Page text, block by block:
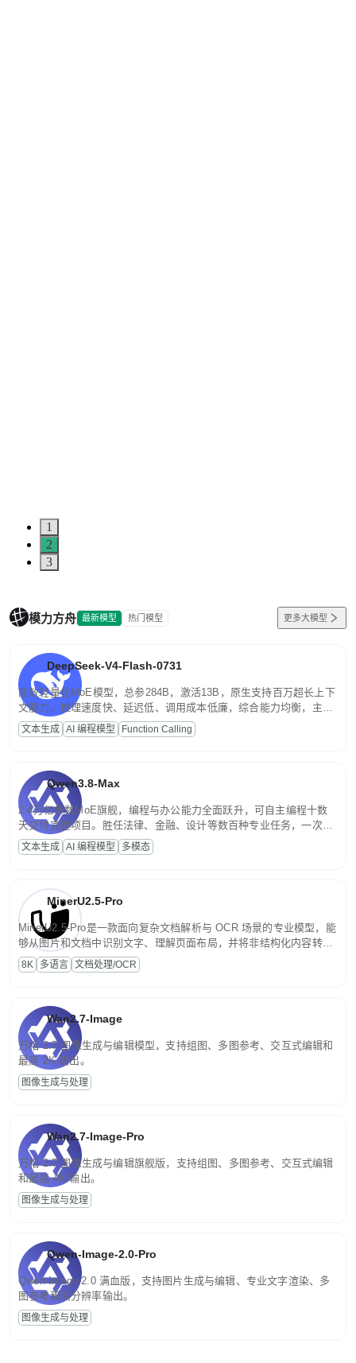
1
2
3
模力方舟 最新模型 热门模型 更多大模型
DeepSeek-V4-Flash-0731
高效轻量化MoE模型，总参284B，激活13B，原生支持百万超长上下
文能力。推理速度快、延迟低、调用成本低廉，综合能力均衡，主打
高并发、轻量化任务，适合日常对话、内容创作、基础 RAG、批量
文案处理等普惠刚需场景。
文本生成 AI 编程模型 Function Calling
Qwen3.8-Max
2.4万亿参数MoE旗舰，编程与办公能力全面跃升，可自主编程十数
天交付完整项目。胜任法律、金融、设计等数百种专业任务，一次对
话端到端交付生产级成果。原生视觉理解贯穿规划、执行与验证全流
程，支持超长文档与长视频的深度语义解析。长程任务中自主规划与
文本生成 AI 编程模型 多模态
MinerU2.5-Pro
MinerU2.5-Pro是一款面向复杂文档解析与 OCR 场景的专业模型，能
够从图片和文档中识别文字、理解页面布局，并将非结构化内容转换
为便于存储、检索和二次处理的结构化结果。
8K 多语言 文档处理/OCR
Wan2.7-Image
万相 2.7 图像生成与编辑模型，支持组图、多图参考、交互式编辑和
最高 2K 输出。
图像生成与处理
Wan2.7-Image-Pro
万相 2.7 图像生成与编辑旗舰版，支持组图、多图参考、交互式编辑
和最高 4K 输出。
图像生成与处理
Qwen-Image-2.0-Pro
Qwen-Image-2.0 满血版，支持图片生成与编辑、专业文字渲染、多
图参考和高分辨率输出。
图像生成与处理